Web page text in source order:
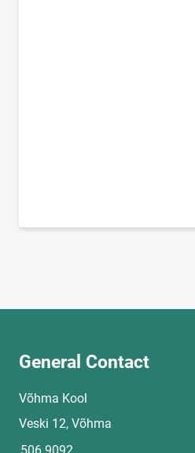
General Contact
Võhma Kool
Veski 12, Võhma